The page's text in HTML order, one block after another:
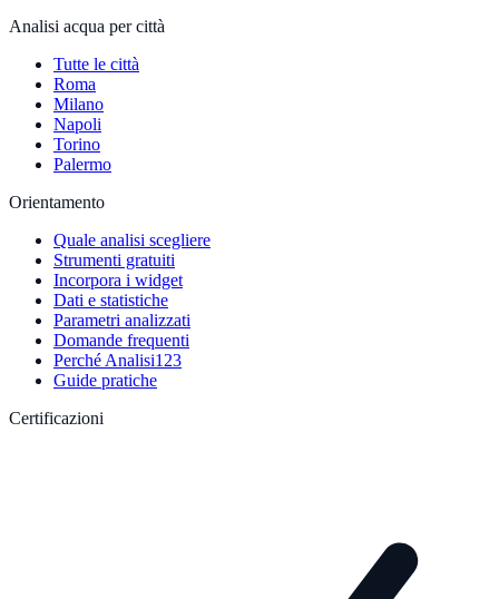
Analisi acqua per città
Tutte le città
Roma
Milano
Napoli
Torino
Palermo
Orientamento
Quale analisi scegliere
Strumenti gratuiti
Incorpora i widget
Dati e statistiche
Parametri analizzati
Domande frequenti
Perché Analisi123
Guide pratiche
Certificazioni